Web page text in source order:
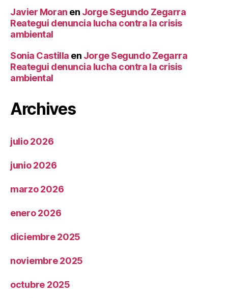
Javier Moran en Jorge Segundo Zegarra
Reategui denuncia lucha contra la crisis
ambiental
Sonia Castilla en Jorge Segundo Zegarra
Reategui denuncia lucha contra la crisis
ambiental
Archives
julio 2026
junio 2026
marzo 2026
enero 2026
diciembre 2025
noviembre 2025
octubre 2025